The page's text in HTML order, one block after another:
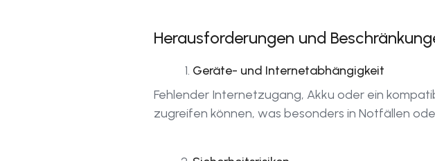
Herausforderungen und
Geräte- und Internetabhängigkeit
Fehlender Internetzugang, Akku oder ein
zugreifen können, was besonders in Notfällen